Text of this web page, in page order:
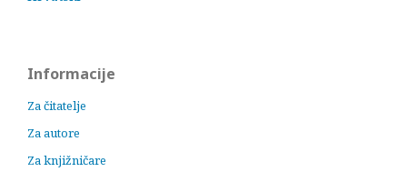
Informacije
Za čitatelje
Za autore
Za knjižničare